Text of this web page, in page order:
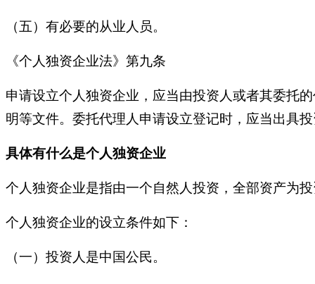
（五）有必要的从业人员。
《个人独资企业法》第九条
申请设立个人独资企业，应当由投资人或者其委托
明等文件。委托代理人申请设立登记时，应当出具
具体有什么是个人独资企业
个人独资企业是指由一个自然人投资，全部资产为
个人独资企业的设立条件如下：
（一）投资人是中国公民。